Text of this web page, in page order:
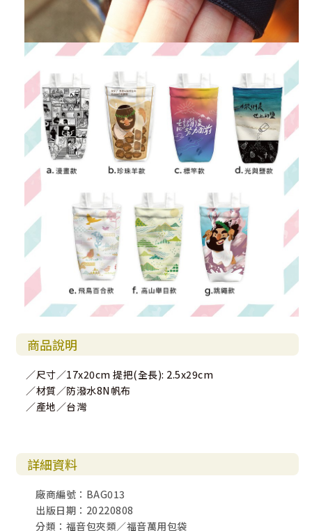
商品說明
／尺寸／17x20cm 提把(全長): 2.5x29cm
／材質／防潑水8N帆布
／產地／台灣
詳細資料
廠商編號：BAG013
出版日期：20220808
分類：福音包夾類／福音萬用包袋